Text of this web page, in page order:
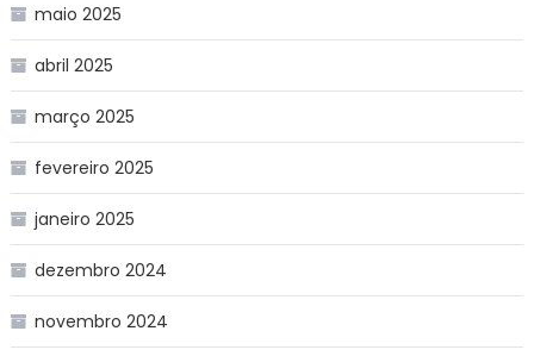
maio 2025
abril 2025
março 2025
fevereiro 2025
janeiro 2025
dezembro 2024
novembro 2024